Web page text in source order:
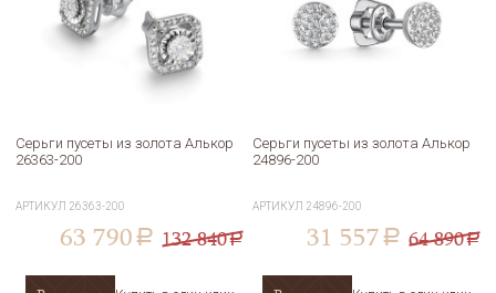
Серьги пусеты из золота Алькор
26363-200
АРТИКУЛ 26363-200
63 790 a 132 840a
Серьги пусеты из золота Алькор
24896-200
АРТИКУЛ 24896-200
31 557 a 64 890a